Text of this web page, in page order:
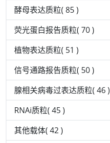
酵母表达质粒( 85 )
荧光蛋白报告质粒( 70 )
植物表达质粒( 51 )
信号通路报告质粒( 50 )
腺相关病毒过表达质粒( 46 )
RNAi质粒( 45 )
其他载体( 42 )